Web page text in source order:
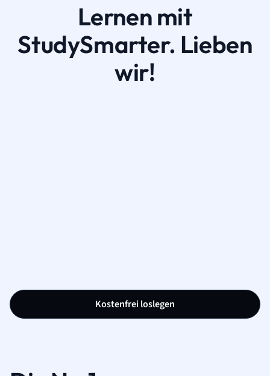
Lernen mit
StudySmarter. Lieben
wir!
Kostenfrei loslegen